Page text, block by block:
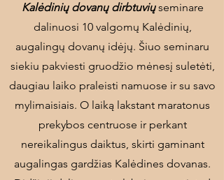
Kalėdinių dovanų dirbtuviųseminare
dalinuosi 10 valgomų Kalėdinių,
augalingų dovanų idėjų. Šiuo seminaru
siekiu pakviesti gruodžio mėnesį suletėti,
daugiau laiko praleisti namuose ir su savo
mylimaisiais. O laiką lakstant maratonus
prekybos centruose ir perkant
nereikalingus daiktus, skirti gaminant
augalingas gardžias Kalėdines dovanas.